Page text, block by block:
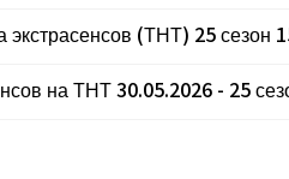
(ТНТ) 25 сезон
на ТНТ 30.05.2026 - 25